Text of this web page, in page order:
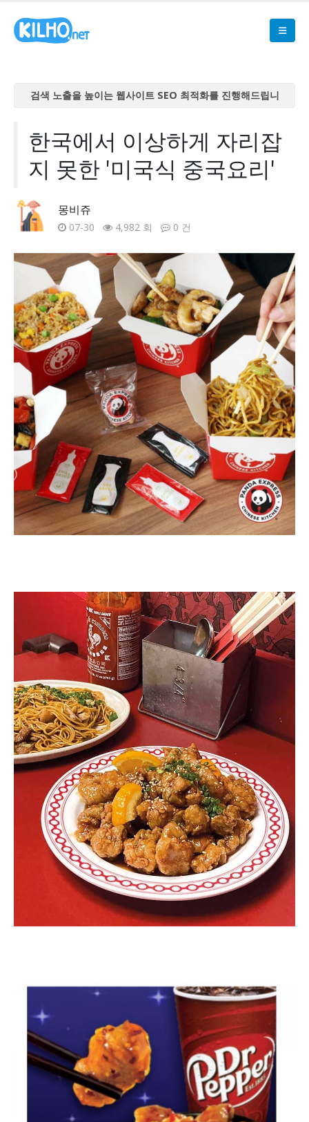
검색 노출을 높이는 웹사이트 SEO 최적화를 진행해드립니
검색 노출을 높이는 웹사이트 SEO 최적화를 진행해드립니
다
검색 노출을 높이는 웹사이트 SEO 최적화를 진행해드립니
다
검색 노출을 높이는 웹사이트 SEO 최적화를 진행해드립니
다
다
한국에서 이상하게 자리잡
지 못한 '미국식 중국요리'
몽비쥬
07-30 4,982 회 0 건